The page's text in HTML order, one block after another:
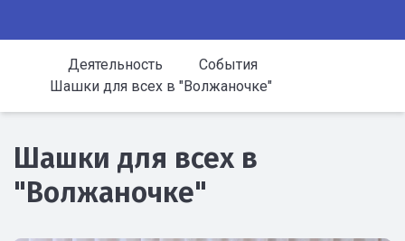
Деятельность
События
Шашки для всех в "Волжаночке"
Шашки для всех в
"Волжаночке"